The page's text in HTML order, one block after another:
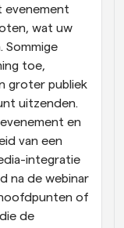
evenement
wat uw
Sommige
toe,
groter publiek
uitzenden.
en
van een
integratie
na de webinar
of
de